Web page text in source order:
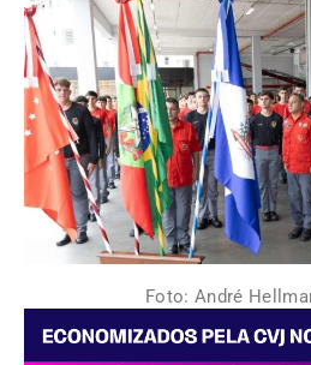
Foto: André